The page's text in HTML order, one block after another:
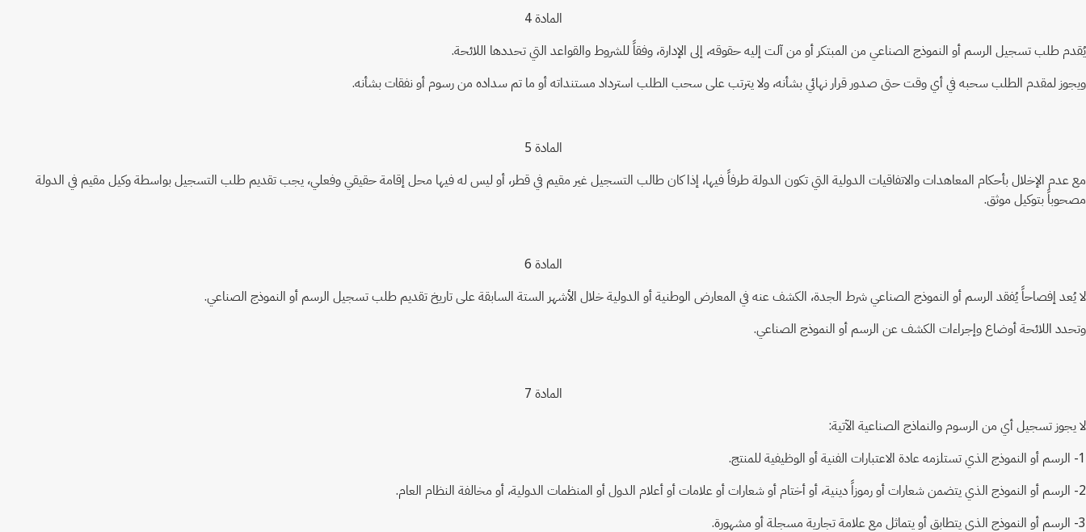
المادة 4
يُقدم طلب تسجيل الرسم أو النموذج الصناعي من المبتكر أو من آلت إليه حقوقه، إلى الإدارة، وفقاً للشروط والقواعد التي تحددها اللائحة.
ويجوز لمقدم الطلب سحبه في أي وقت حتى صدور قرار نهائي بشأنه، ولا يترتب على سحب الطلب استرداد مستنداته أو ما تم سداده من رسوم أو نفقات بشأنه.
المادة 5
مع عدم الإخلال بأحكام المعاهدات والاتفاقيات الدولية التي تكون الدولة طرفاً فيها، إذا كان طالب التسجيل غير مقيم في قطر، أو ليس له فيها محل إقامة حقيقي وفعلي، يجب تقديم طلب التسجيل بواسطة وكيل مقيم في الدولة
مصحوباً بتوكيل موثق.
المادة 6
لا يُعد إفصاحاً يُفقد الرسم أو النموذج الصناعي شرط الجدة، الكشف عنه في المعارض الوطنية أو الدولية خلال الأشهر الستة السابقة على تاريخ تقديم طلب تسجيل الرسم أو النموذج الصناعي.
وتحدد اللائحة أوضاع وإجراءات الكشف عن الرسم أو النموذج الصناعي.
المادة 7
لا يجوز تسجيل أي من الرسوم والنماذج الصناعية الآتية:
1- الرسم أو النموذج الذي تستلزمه عادة الاعتبارات الفنية أو الوظيفية للمنتج.
2- الرسم أو النموذج الذي يتضمن شعارات أو رموزاً دينية، أو أختام أو شعارات أو علامات أو أعلام الدول أو المنظمات الدولية، أو مخالفة النظام العام.
3- الرسم أو النموذج الذي يتطابق أو يتماثل مع علامة تجارية مسجلة أو مشهورة.